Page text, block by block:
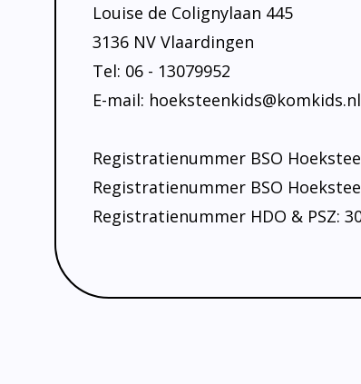
Louise de Colignylaan 445
3136 NV Vlaardingen
Tel: 06 - 13079952
E-mail: hoeksteenkids@komkids.nl
Registratienummer BSO
Registratienummer BSO
Registratienummer HDO & PSZ: